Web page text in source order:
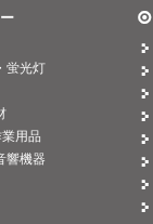
蛍光灯
用品
響機器